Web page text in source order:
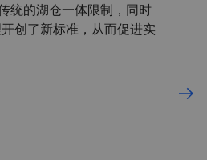
统的湖仓一体限制，同时
创了新标准，从而促进实